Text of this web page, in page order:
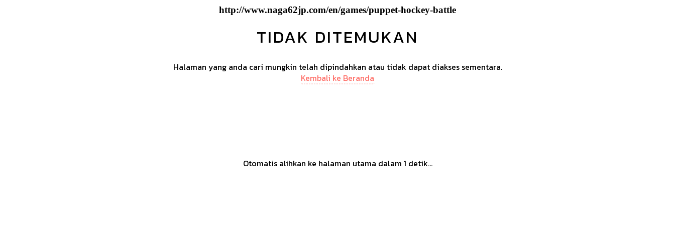
http://www.naga62jp.com/en/games/puppet-hockey-battle
TIDAK DITEMUKAN
Halaman yang anda cari mungkin telah dipindahkan atau tidak dapat diakses sementara.
Kembali ke Beranda
Otomatis alihkan ke halaman utama dalam 1 detik...